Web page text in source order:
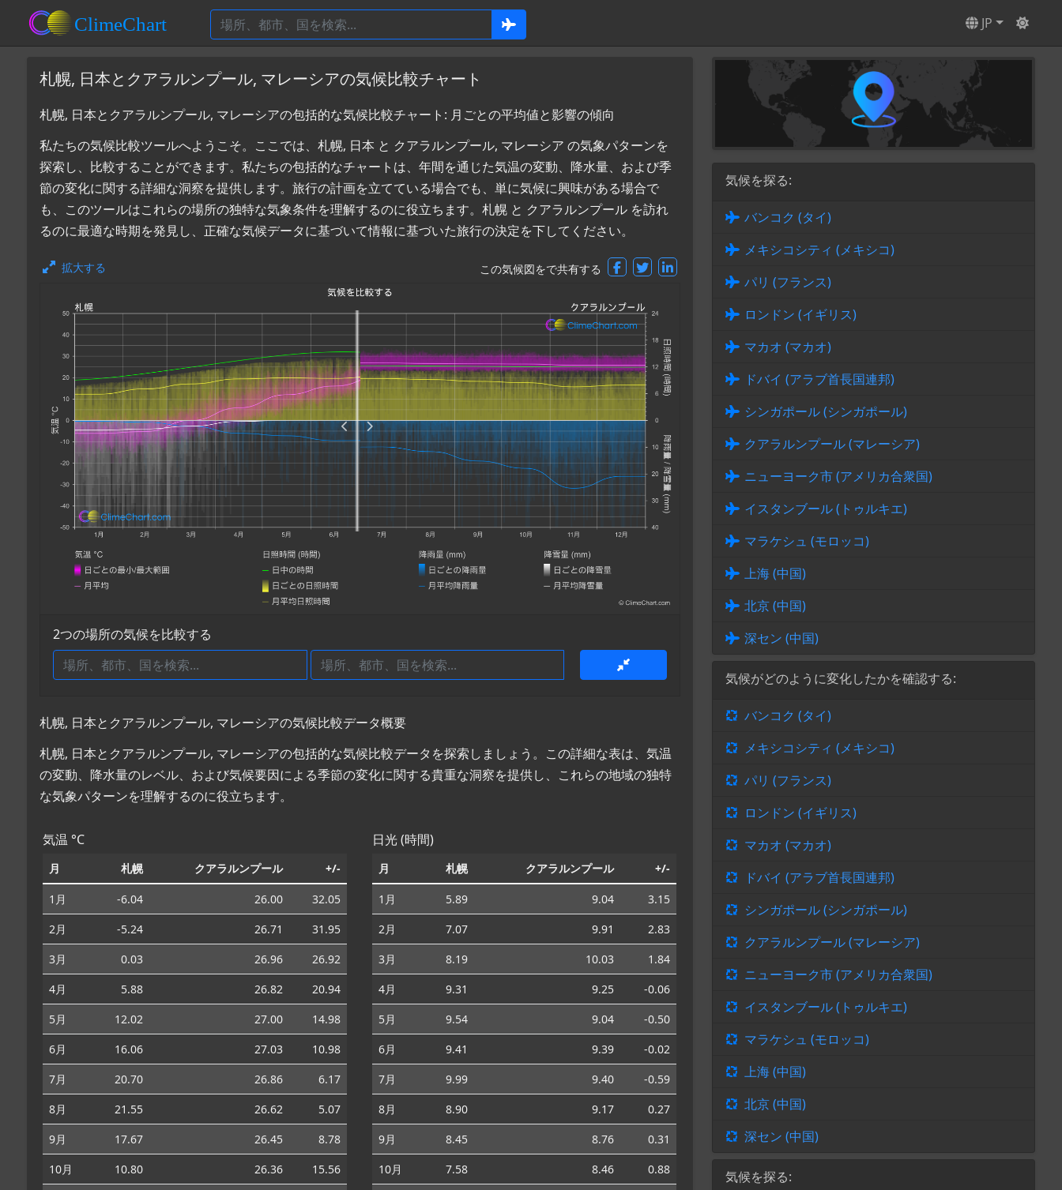
JP
札幌, 日本とクアラルンプール, マレーシアの気候比較チャート
札幌, 日本とクアラルンプール, マレーシアの包括的な気候比較チャート: 月ごとの平均値と影響の傾向
私たちの気候比較ツールへようこそ。ここでは、札幌, 日本 と クアラルンプール, マレーシア の気象パターンを
探索し、比較することができます。私たちの包括的なチャートは、年間を通じた気温の変動、降水量、および季
節の変化に関する詳細な洞察を提供します。旅行の計画を立てている場合でも、単に気候に興味がある場合で
も、このツールはこれらの場所の独特な気象条件を理解するのに役立ちます。札幌 と クアラルンプール を訪れ
るのに最適な時期を発見し、正確な気候データに基づいて情報に基づいた旅行の決定を下してください。
拡大する この気候図をで共有する
2つの場所の気候を比較する
札幌, 日本とクアラルンプール, マレーシアの気候比較データ概要
札幌, 日本とクアラルンプール, マレーシアの包括的な気候比較データを探索しましょう。この詳細な表は、気温
の変動、降水量のレベル、および気候要因による季節の変化に関する貴重な洞察を提供し、これらの地域の独特
な気象パターンを理解するのに役立ちます。
気温 °C
月 札幌 クアラルンプール +/-
1月 -6.04 26.00
32.05
2月
-5.24 26.71
31.95
3月
0.03 26.96
26.92
4月
5.88 26.82
20.94
5月
12.02 27.00
14.98
6月
16.06 27.03
10.98
7月
20.70 26.86
6.17
8月
21.55 26.62
5.07
9月
17.67 26.45
8.78
10月
10.80 26.36
15.56
日光 (時間)
月 札幌 クアラルンプール +/-
1月 5.89 9.04
3.15
2月
7.07 9.91
2.83
3月
8.19 10.03
1.84
4月
9.31 9.25
-0.06
5月
9.54 9.04
-0.50
6月
9.41 9.39
-0.02
7月
9.99 9.40
-0.59
8月
8.90 9.17
0.27
9月
8.45 8.76
0.31
10月
7.58 8.46
0.88
気候を探る:
バンコク (タイ)
メキシコシティ (メキシコ)
パリ (フランス)
ロンドン (イギリス)
マカオ (マカオ)
ドバイ (アラブ首長国連邦)
シンガポール (シンガポール)
クアラルンプール (マレーシア)
ニューヨーク市 (アメリカ合衆国)
イスタンブール (トゥルキエ)
マラケシュ (モロッコ)
上海 (中国)
北京 (中国)
深セン (中国)
気候がどのように変化したかを確認する:
バンコク (タイ)
メキシコシティ (メキシコ)
パリ (フランス)
ロンドン (イギリス)
マカオ (マカオ)
ドバイ (アラブ首長国連邦)
シンガポール (シンガポール)
クアラルンプール (マレーシア)
ニューヨーク市 (アメリカ合衆国)
イスタンブール (トゥルキエ)
マラケシュ (モロッコ)
上海 (中国)
北京 (中国)
深セン (中国)
気候を探る: